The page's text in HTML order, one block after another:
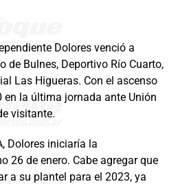
Dolores venció a
de Bulnes, Deportivo Río Cuarto,
Las Higueras. Con el ascenso
en la última jornada ante Unión
visitante.
Dolores iniciaría la
26 de enero. Cabe agregar que
a su plantel para el 2023, ya